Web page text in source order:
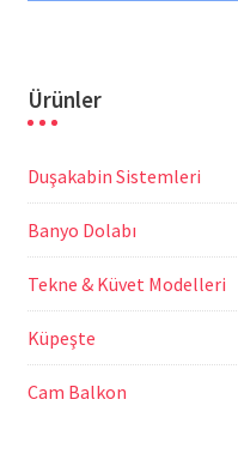
Ürünler
Duşakabin Sistemleri
Banyo Dolabı
Tekne & Küvet Modelleri
Küpeşte
Cam Balkon